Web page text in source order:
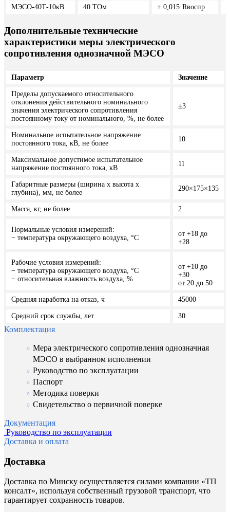
МЭСО-40Т-10кВ 40 ТОм ± 0,015·Rвоспр
Дополнительные технические
характеристики меры электрического
сопротивления однозначной МЭСО
Параметр Значение
Пределы допускаемого относительного
отклонения действительного номинального
значения электрического сопротивления
постоянному току от номинального, %, не более
±3
Номинальное испытательное напряжение
постоянного тока, кВ, не более
10
Максимальное допустимое испытательное
напряжение постоянного тока, кВ
11
Габаритные размеры (ширина х высота х
глубина), мм, не более
290×175×135
Масса, кг, не более 2
Нормальные условия измерений:
− температура окружающего воздуха, °С
от +18 до
+28
Рабочие условия измерений:
− температура окружающего воздуха, °С
− относительная влажность воздуха, %
от +10 до
+30
от 20 до 50
Средняя наработка на отказ, ч 45000
Средний срок службы, лет 30
Комплектация
Мера электрического сопротивления однозначная
МЭСО в выбранном исполнении
Руководство по эксплуатации
Паспорт
Методика поверки
Свидетельство о первичной поверке
Документация
Руководство по эксплуатации
Доставка и оплата
Доставка
Доставка по Минску осуществляется силами компании «ТП
консалт», используя собственный грузовой транспорт, что
гарантирует сохранность товаров.